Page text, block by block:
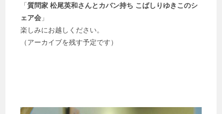
「質問家 松尾英和さんとカバン持ち こばしりゆきこのシ
ェア会 」
楽しみにお越しください。
（アーカイブを残す予定です）